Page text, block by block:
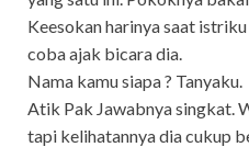
Keesokan harinya saat
coba ajak bicara dia.
Nama kamu siapa ? Tanyaku.
Atik Pak Jawabnya singkat.
tapi kelihatannya dia cukup